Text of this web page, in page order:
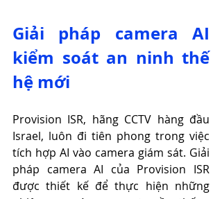
Giải pháp camera AI
kiểm soát an ninh thế
hệ mới
Provision ISR, hãng CCTV hàng đầu
Israel, luôn đi tiên phong trong việc
tích hợp AI vào camera giám sát. Giải
pháp camera AI của Provision ISR
được thiết kế để thực hiện những